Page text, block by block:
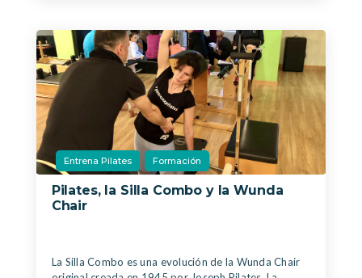
Entrena Pilates Formación
Pilates, la Silla Combo y la Wunda
Chair
La Silla Combo es una evolución de la Wunda Chair